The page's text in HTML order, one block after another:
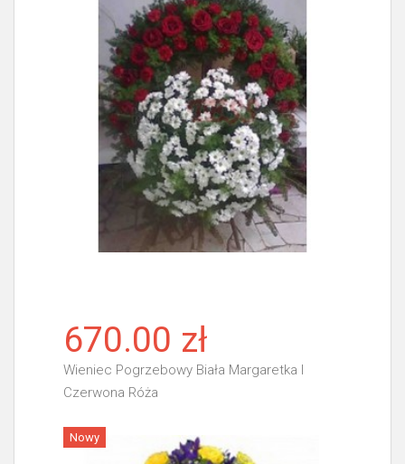
670.00 zł
Wieniec Pogrzebowy Biała Margaretka I
Czerwona Róża
Więcej
Nowy